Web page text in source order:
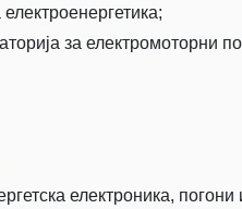
за електромоторни
електроника,